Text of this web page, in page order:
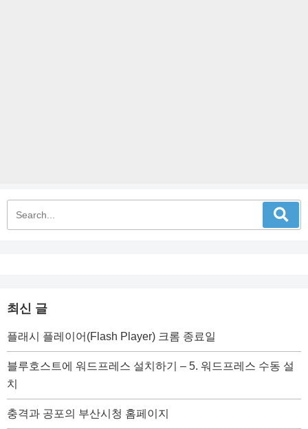
최신 글
플래시 플레이어(Flash Player) 크롬 종료일
블루호스트에 워드프레스 설치하기 – 5. 워드프레스 수동 설
치
충격과 공포의 부산시청 홈페이지